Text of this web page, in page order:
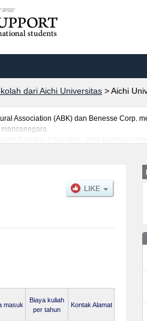
dari Aichi Universitas > Aichi
Association (ABK) dan Benesse Corp.
Fakultas Education, serta berbagai
masuk
Biaya kuliah
per tahun
Kontak Alamat